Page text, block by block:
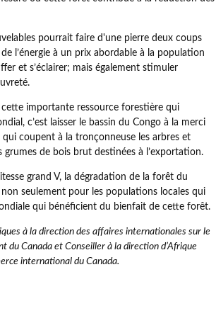
pourrait faire d'une pierre deux coups
l’énergie à un prix abordable à la population
et s’éclairer; mais également stimuler
importante ressource forestière qui
c’est laisser le bassin du Congo à la merci
coupent à la tronçonneuse les arbres et
de bois brut destinées à l’exportation.
grand V, la dégradation de la forêt du
seulement pour les populations locales qui
qui bénéficient du bienfait de cette forêt.
à la direction des affaires internationales sur le
du Canada et Conseiller à la direction d’Afrique
international du Canada.